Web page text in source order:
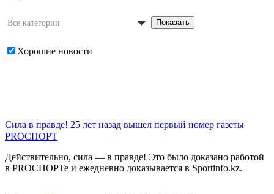
Все категории Показать
Хорошие новости
Сила в правде! 25 лет назад вышел первый номер газеты
PROСПОРТ
Действительно, сила — в правде! Это было доказано работой
в PROСПОРТе и ежедневно доказывается в Sportinfo.kz.